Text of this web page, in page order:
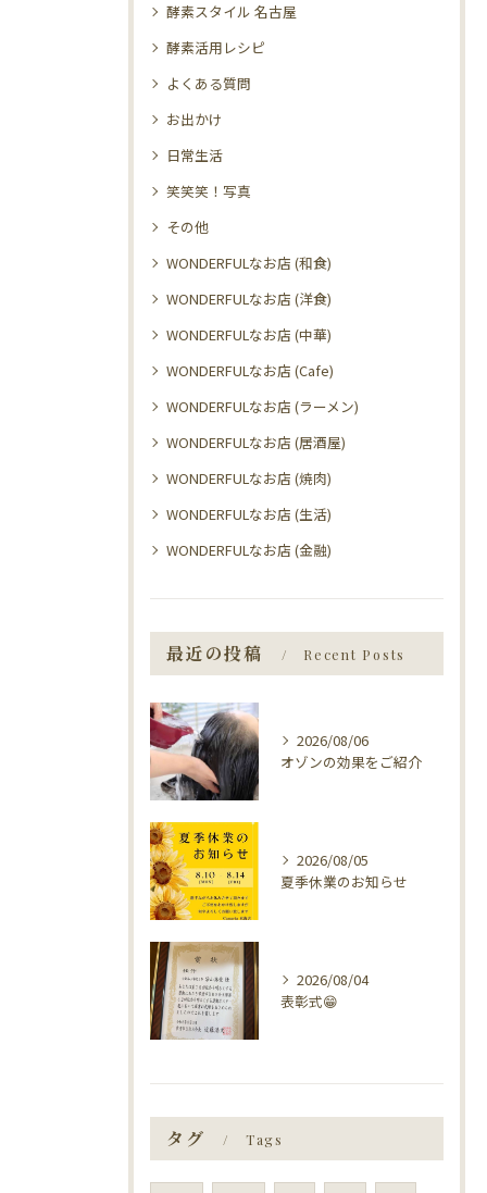
酵素スタイル 名古屋
酵素活用レシピ
よくある質問
お出かけ
日常生活
笑笑笑！写真
その他
WONDERFULなお店 (和食)
WONDERFULなお店 (洋食)
WONDERFULなお店 (中華)
WONDERFULなお店 (Cafe)
WONDERFULなお店 (ラーメン)
WONDERFULなお店 (居酒屋)
WONDERFULなお店 (焼肉)
WONDERFULなお店 (生活)
WONDERFULなお店 (金融)
最近の投稿 Recent Posts
2026/08/06
オゾンの効果をご紹介
2026/08/05
夏季休業のお知らせ
2026/08/04
表彰式😁
タグ Tags